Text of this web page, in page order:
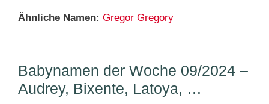
Ähnliche Namen: Gregor Gregory
Babynamen der Woche 09/2024 –
Audrey, Bixente, Latoya, …